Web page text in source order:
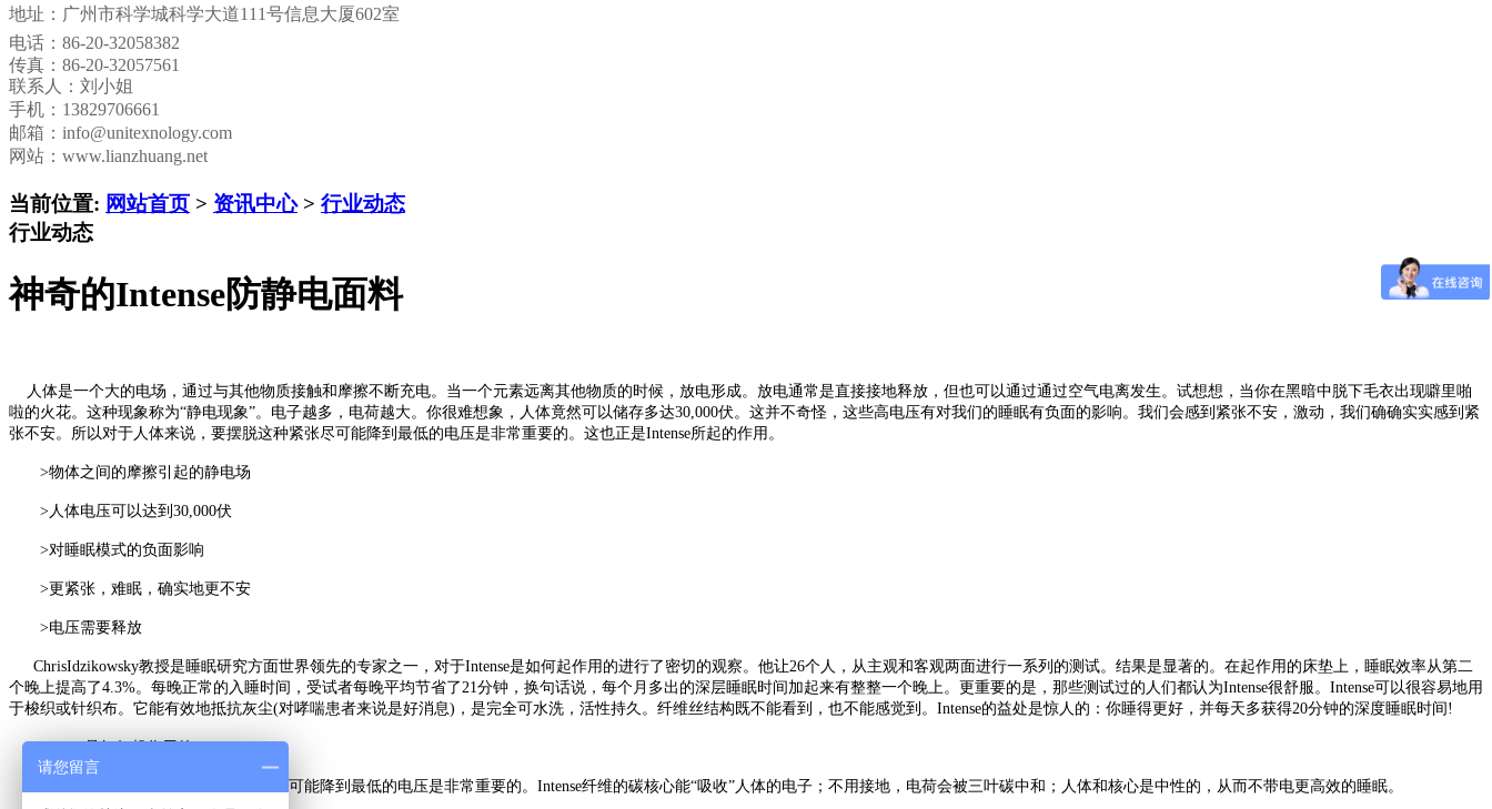
地址： 广州市科学城科学大道111号信息大厦602室
电话： 86-20-32058382
传真： 86-20-32057561
联系人：刘小姐
手机：13829706661
邮箱： info@unitexnology.com
网站：www.lianzhuang.net
当前位置: 网站首页 > 资讯中心> 行业动态
行业动态
神奇的Intense防静电面料
人体是一个大的电场，通过与其他物质接触和摩擦不断充电。当一个元素远离其他物质的时候，放电形成。放电通常是直接接地释放，但也可以通过通过空气电离发生。试想想，当你在黑暗中脱下毛衣出现噼里啪
啦的火花。这种现象称为“静电现象”。电子越多，电荷越大。你很难想象，人体竟然可以储存多达30,000伏。这并不奇怪，这些高电压有对我们的睡眠有负面的影响。我们会感到紧张不安，激动，我们确确实实感到紧
张不安。所以对于人体来说，要摆脱这种紧张尽可能降到最低的电压是非常重要的。这也正是Intense所起的作用。
>物体之间的摩擦引起的静电场
>人体电压可以达到30,000伏
>对睡眠模式的负面影响
>更紧张，难眠，确实地更不安
>电压需要释放
ChrisIdzikowsky教授是睡眠研究方面世界领先的专家之一，对于Intense是如何起作用的进行了密切的观察。他让26个人，从主观和客观两面进行一系列的测试。结果是显著的。在起作用的床垫上，睡眠效率从第二
个晚上提高了4.3%。每晚正常的入睡时间，受试者每晚平均节省了21分钟，换句话说，每个月多出的深层睡眠时间加起来有整整一个晚上。更重要的是，那些测试过的人们都认为Intense很舒服。Intense可以很容易地用
于梭织或针织布。它能有效地抵抗灰尘(对哮喘患者来说是好消息)，是完全可水洗，活性持久。纤维丝结构既不能看到，也不能感觉到。Intense的益处是惊人的：你睡得更好，并每天多获得20分钟的深度睡眠时间!
Intense是如何起作用的
对于人体来说，要摆脱这种紧张和尽可能降到最低的电压是非常重要的。 Intense纤维的碳核心能“吸收”人体的电子； 不用接地，电荷会被三叶碳中和； 人体和核心是中性的，从而不带电更高效的睡眠。
请您留言